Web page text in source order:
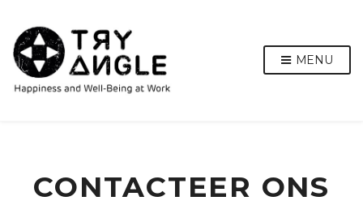
MENU
CONTACTEER ONS